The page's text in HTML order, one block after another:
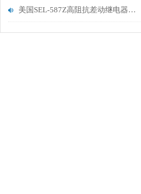
美国SEL-587Z高阻抗差动继电器工作原理详情